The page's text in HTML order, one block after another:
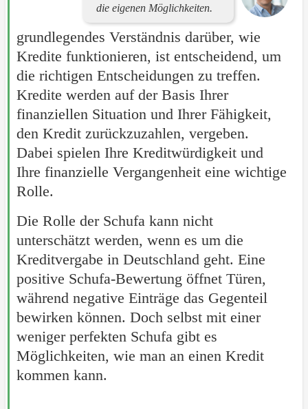
die eigenen Möglichkeiten.
grundlegendes Verständnis darüber, wie
Kredite funktionieren, ist entscheidend, um
die richtigen Entscheidungen zu treffen.
Kredite werden auf der Basis Ihrer
finanziellen Situation und Ihrer Fähigkeit,
den Kredit zurückzuzahlen, vergeben.
Dabei spielen Ihre Kreditwürdigkeit und
Ihre finanzielle Vergangenheit eine wichtige
Rolle.
Die Rolle der Schufa kann nicht
unterschätzt werden, wenn es um die
Kreditvergabe in Deutschland geht. Eine
positive Schufa-Bewertung öffnet Türen,
während negative Einträge das Gegenteil
bewirken können. Doch selbst mit einer
weniger perfekten Schufa gibt es
Möglichkeiten, wie man an einen Kredit
kommen kann.